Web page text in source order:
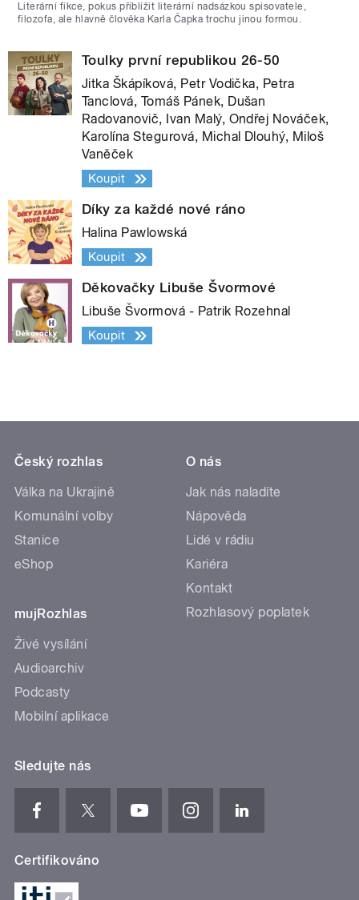
Literární fikce, pokus přiblížit literární nadsázkou spisovatele,
filozofa, ale hlavně člověka Karla Čapka trochu jinou formou.
Toulky první republikou 26-50
Jitka Škápíková, Petr Vodička, Petra
Tanclová, Tomáš Pánek, Dušan
Radovanovič, Ivan Malý, Ondřej Nováček,
Karolína Stegurová, Michal Dlouhý, Miloš
Vaněček
Koupit
Díky za každé nové ráno
Halina Pawlowská
Koupit
Děkovačky Libuše Švormové
Libuše Švormová - Patrik Rozehnal
Koupit
Český rozhlas
Válka na Ukrajině
Komunální volby
Stanice
eShop
mujRozhlas
Živé vysílání
Audioarchiv
Podcasty
Mobilní aplikace
O nás
Jak nás naladíte
Nápověda
Lidé v rádiu
Kariéra
Kontakt
Rozhlasový poplatek
Sledujte nás
Certifikováno